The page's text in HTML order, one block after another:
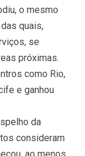
o mesmo
quais,
se
próximas.
como Rio,
e ganhou
da
consideram